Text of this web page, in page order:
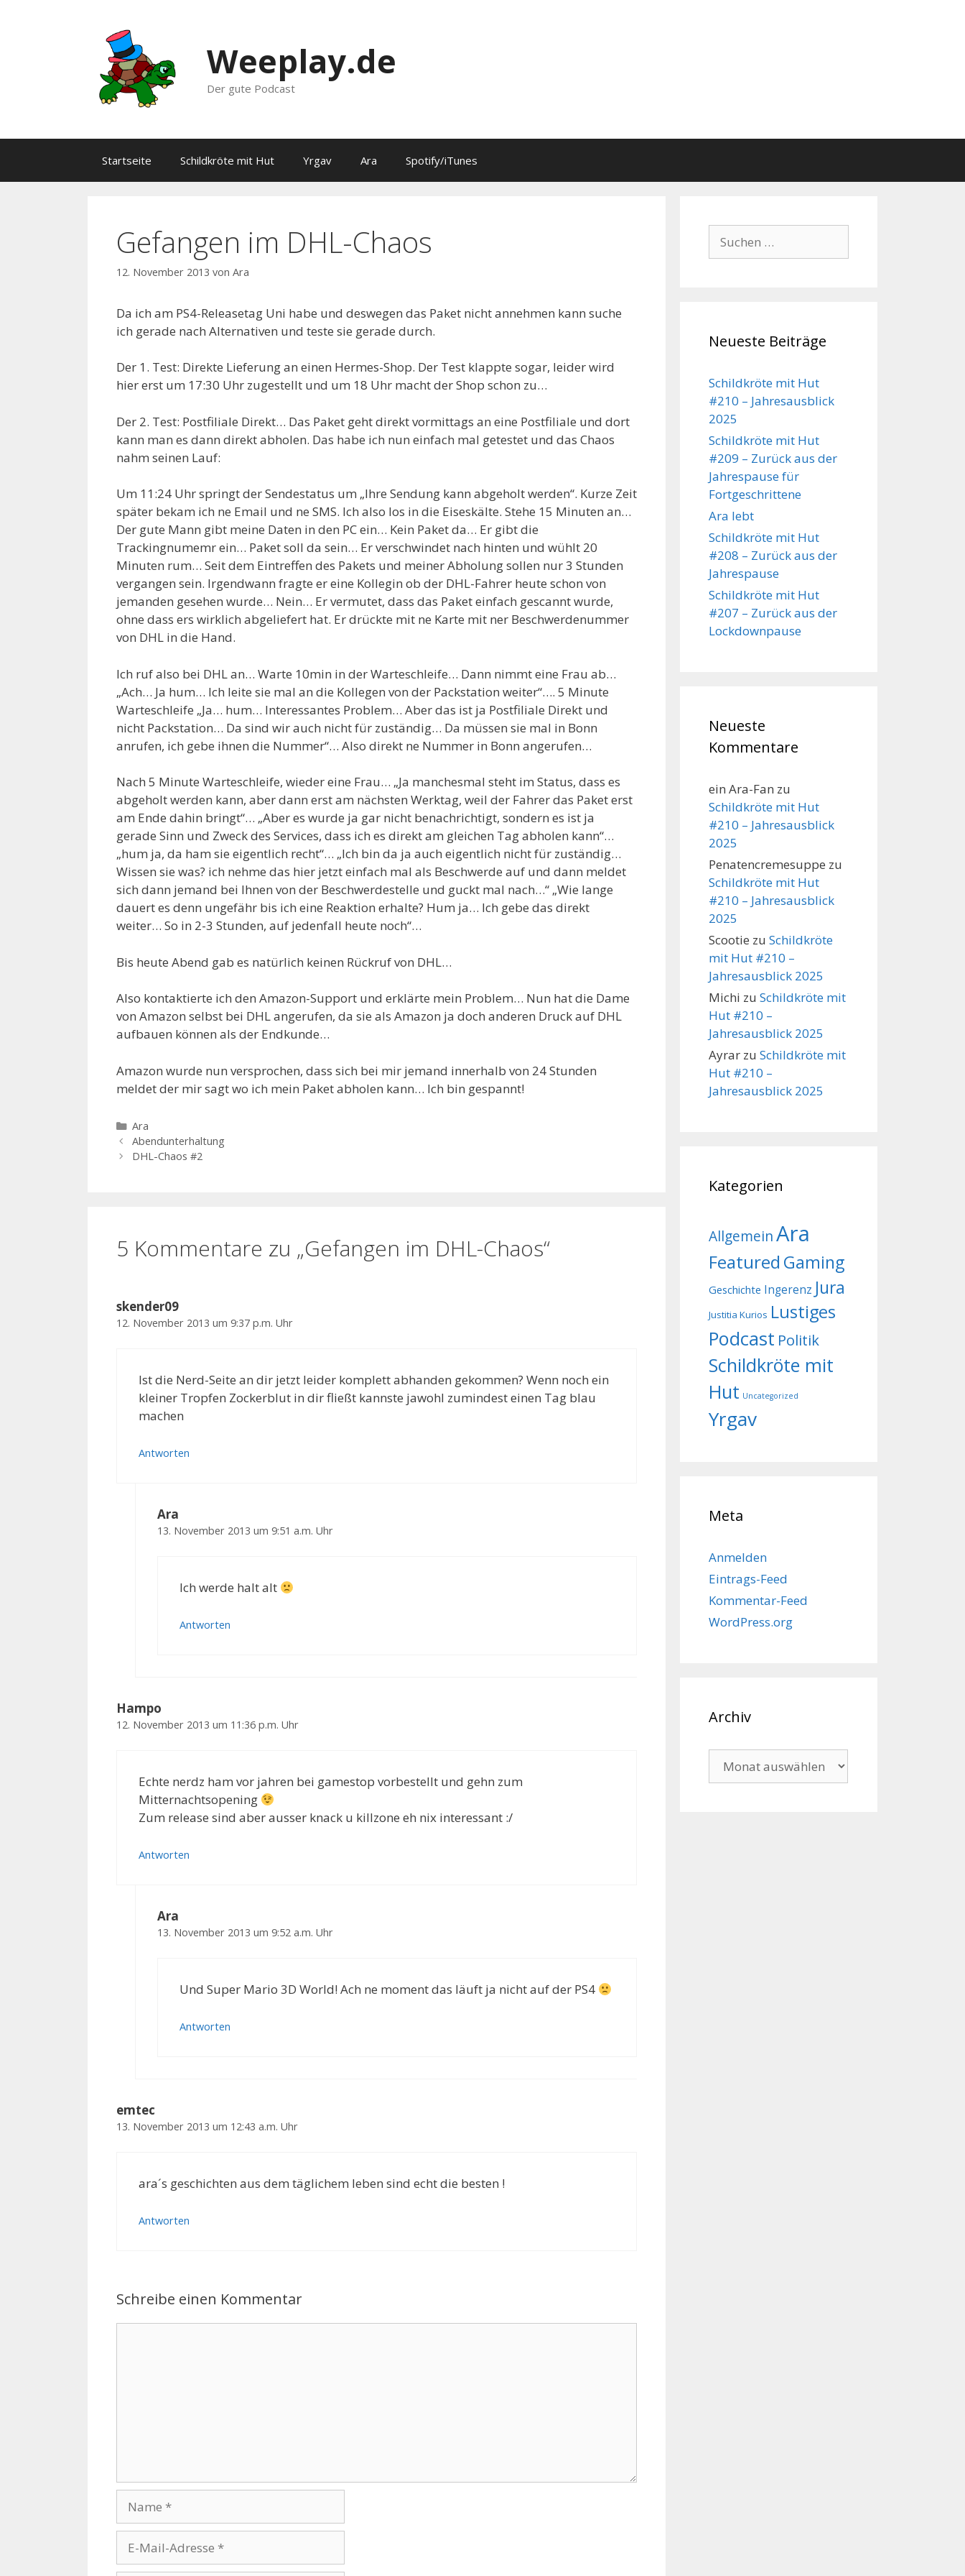
Weeplay.de
Der gute Podcast
Startseite Schildkröte mit Hut Yrgav Ara Spotify/iTunes
Gefangen im DHL-Chaos
12. November 2013 von Ara
Da ich am PS4-Releasetag Uni habe und deswegen das Paket nicht annehmen kann suche
ich gerade nach Alternativen und teste sie gerade durch.
Der 1. Test: Direkte Lieferung an einen Hermes-Shop. Der Test klappte sogar, leider wird
hier erst um 17:30 Uhr zugestellt und um 18 Uhr macht der Shop schon zu…
Der 2. Test: Postfiliale Direkt… Das Paket geht direkt vormittags an eine Postfiliale und dort
kann man es dann direkt abholen. Das habe ich nun einfach mal getestet und das Chaos
nahm seinen Lauf:
Um 11:24 Uhr springt der Sendestatus um „Ihre Sendung kann abgeholt werden“. Kurze Zeit
später bekam ich ne Email und ne SMS. Ich also los in die Eiseskälte. Stehe 15 Minuten an…
Der gute Mann gibt meine Daten in den PC ein… Kein Paket da… Er gibt die
Trackingnumemr ein… Paket soll da sein… Er verschwindet nach hinten und wühlt 20
Minuten rum… Seit dem Eintreffen des Pakets und meiner Abholung sollen nur 3 Stunden
vergangen sein. Irgendwann fragte er eine Kollegin ob der DHL-Fahrer heute schon von
jemanden gesehen wurde… Nein… Er vermutet, dass das Paket einfach gescannt wurde,
ohne dass ers wirklich abgeliefert hat. Er drückte mit ne Karte mit ner Beschwerdenummer
von DHL in die Hand.
Ich ruf also bei DHL an… Warte 10min in der Warteschleife… Dann nimmt eine Frau ab…
„Ach… Ja hum… Ich leite sie mal an die Kollegen von der Packstation weiter“…. 5 Minute
Warteschleife „Ja… hum… Interessantes Problem… Aber das ist ja Postfiliale Direkt und
nicht Packstation… Da sind wir auch nicht für zuständig… Da müssen sie mal in Bonn
anrufen, ich gebe ihnen die Nummer“… Also direkt ne Nummer in Bonn angerufen…
Nach 5 Minute Warteschleife, wieder eine Frau… „Ja manchesmal steht im Status, dass es
abgeholt werden kann, aber dann erst am nächsten Werktag, weil der Fahrer das Paket erst
am Ende dahin bringt“… „Aber es wurde ja gar nicht benachrichtigt, sondern es ist ja
gerade Sinn und Zweck des Services, dass ich es direkt am gleichen Tag abholen kann“…
„hum ja, da ham sie eigentlich recht“… „Ich bin da ja auch eigentlich nicht für zuständig…
Wissen sie was? ich nehme das hier jetzt einfach mal als Beschwerde auf und dann meldet
sich dann jemand bei Ihnen von der Beschwerdestelle und guckt mal nach…“ „Wie lange
dauert es denn ungefähr bis ich eine Reaktion erhalte? Hum ja… Ich gebe das direkt
weiter… So in 2-3 Stunden, auf jedenfall heute noch“…
Bis heute Abend gab es natürlich keinen Rückruf von DHL…
Also kontaktierte ich den Amazon-Support und erklärte mein Problem… Nun hat die Dame
von Amazon selbst bei DHL angerufen, da sie als Amazon ja doch anderen Druck auf DHL
aufbauen können als der Endkunde…
Amazon wurde nun versprochen, dass sich bei mir jemand innerhalb von 24 Stunden
meldet der mir sagt wo ich mein Paket abholen kann… Ich bin gespannt!
Kategorien
Ara
Abendunterhaltung
DHL-Chaos #2
5 Kommentare zu „Gefangen im DHL-Chaos“
skender09
12. November 2013 um 9:37 p.m. Uhr
Ist die Nerd-Seite an dir jetzt leider komplett abhanden gekommen? Wenn noch ein
kleiner Tropfen Zockerblut in dir fließt kannste jawohl zumindest einen Tag blau
machen
Antworten
Ara
13. November 2013 um 9:51 a.m. Uhr
Ich werde halt alt
Antworten
Hampo
12. November 2013 um 11:36 p.m. Uhr
Echte nerdz ham vor jahren bei gamestop vorbestellt und gehn zum
Mitternachtsopening
Zum release sind aber ausser knack u killzone eh nix interessant :/
Antworten
Ara
13. November 2013 um 9:52 a.m. Uhr
Und Super Mario 3D World! Ach ne moment das läuft ja nicht auf der PS4
Antworten
emtec
13. November 2013 um 12:43 a.m. Uhr
ara´s geschichten aus dem täglichem leben sind echt die besten !
Antworten
Schreibe einen Kommentar
Mail-
nach:
Neueste Beiträge
Schildkröte mit Hut
#210 – Jahresausblick
2025
Schildkröte mit Hut
#209 – Zurück aus der
Jahrespause für
Fortgeschrittene
Ara lebt
Schildkröte mit Hut
#208 – Zurück aus der
Jahrespause
Schildkröte mit Hut
#207 – Zurück aus der
Lockdownpause
Neueste
Kommentare
ein Ara-Fan zu
Schildkröte mit Hut
#210 – Jahresausblick
2025
Penatencremesuppe zu
Schildkröte mit Hut
#210 – Jahresausblick
2025
Scootie zu Schildkröte
mit Hut #210 –
Jahresausblick 2025
Michi zu Schildkröte mit
Hut #210 –
Jahresausblick 2025
Ayrar zu Schildkröte mit
Hut #210 –
Jahresausblick 2025
Kategorien
AllgemeinAra
Featured Gaming
Geschichte Ingerenz Jura
Justitia Kurios Lustiges
Podcast Politik
Schildkröte mit
Hut Uncategorized
Yrgav
Meta
Anmelden
Eintrags-Feed
Kommentar-Feed
WordPress.org
Archiv